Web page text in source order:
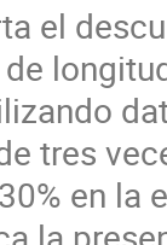
el
tres
en la